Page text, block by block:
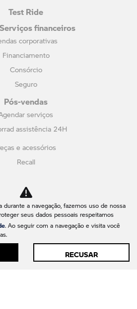
Test Ride
financeiros
corporativas
Financiamento
Consórcio
Seguro
Pós-vendas
serviços
assistência 24H
e acessórios
Recall
Quem somos
Contato
Blog
conosco
de Denúncias
durante a navegação, fazemos uso de nossa
seus dados pessoais respeitamos
. Ao seguir com a navegação e visita você
RECUSAR